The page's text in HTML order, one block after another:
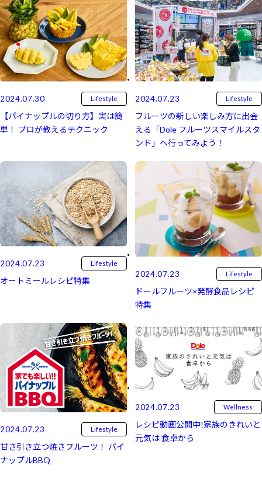
2024.07.30 Lifestyle
【パイナップルの切り方】実は簡
単！ プロが教えるテクニック
2024.07.23 Lifestyle
フルーツの新しい楽しみ方に出会
える「Dole フルーツスマイルスタ
ンド」へ行ってみよう！
2024.07.23 Lifestyle
オートミールレシピ特集
2024.07.23 Lifestyle
ドールフルーツ×発酵食品レシピ
特集
2024.07.23 Lifestyle
甘さ引き立つ焼きフルーツ！ パイ
ナップルBBQ
2024.07.23 Wellness
レシピ動画公開中!家族のきれいと
元気は 食卓から